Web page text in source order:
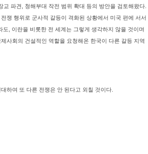
파견, 청해부대 작전 범위 확대 등의 방안을 검토해왔다.
쟁 행위로 군사적 갈등이 격화된 상황에서 미국 편에 서서
, 이란을 비롯한 전 세계는 그렇게 생각하지 않을 것이며
사회의 건설적인 역할을 요청해온 한국이 다른 갈등 지역
하여 또 다른 전쟁은 안 된다고 외칠 것이다.